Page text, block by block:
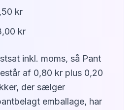
kr
kr
inkl. moms, så Pant
af 0,80 kr plus 0,20
der sælger
emballage, har